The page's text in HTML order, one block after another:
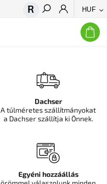
HUF
Keresés
Dachser
A túlméretes szállítmányokat
a Dachser szállítja ki Önnek.
Egyéni hozzáállás